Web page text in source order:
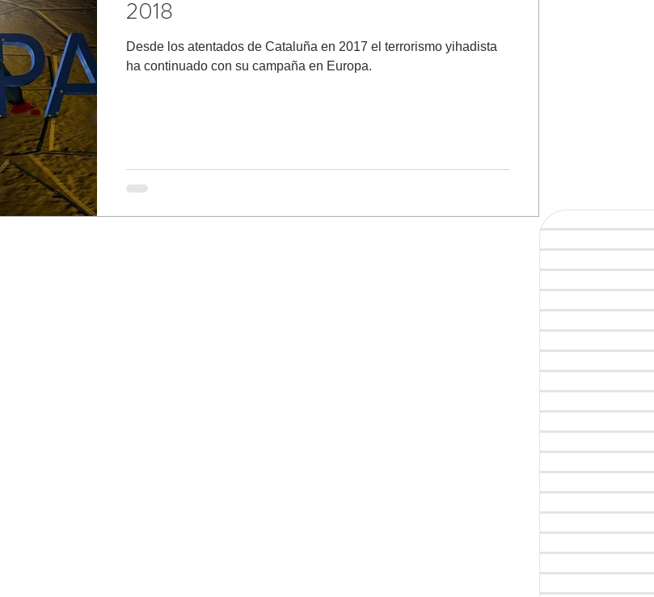
2018
Desde los atentados de Cataluña en 2017 el terrorismo yihadista
ha continuado con su campaña en Europa.